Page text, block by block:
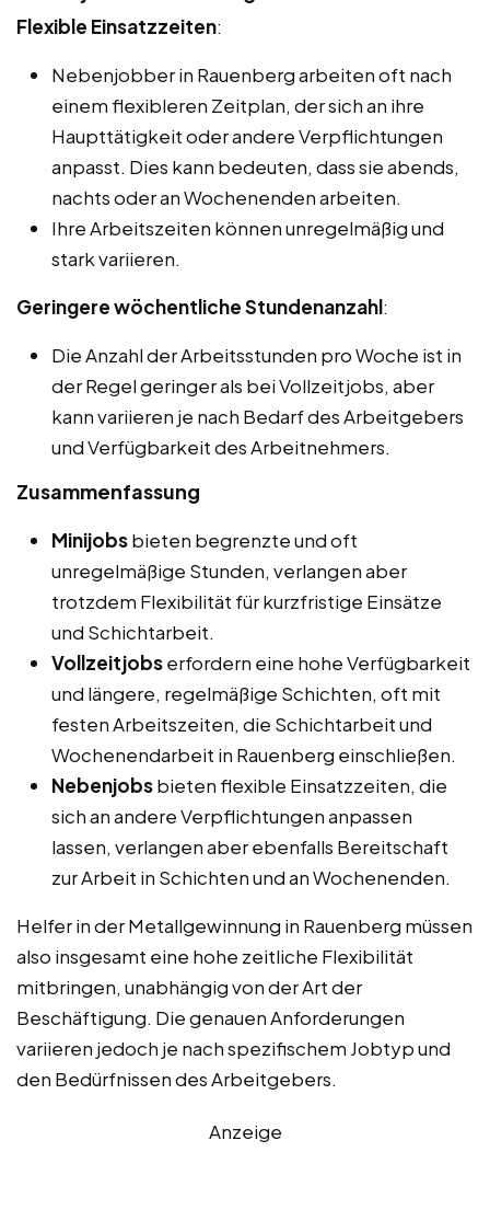
Flexible Einsatzzeiten:
Nebenjobber in Rauenberg arbeiten oft nach
einem flexibleren Zeitplan, der sich an ihre
Haupttätigkeit oder andere Verpflichtungen
anpasst. Dies kann bedeuten, dass sie abends,
nachts oder an Wochenenden arbeiten.
Ihre Arbeitszeiten können unregelmäßig und
stark variieren.
Geringere wöchentliche Stundenanzahl:
Die Anzahl der Arbeitsstunden pro Woche ist in
der Regel geringer als bei Vollzeitjobs, aber
kann variieren je nach Bedarf des Arbeitgebers
und Verfügbarkeit des Arbeitnehmers.
Zusammenfassung
Minijobsbieten begrenzte und oft
unregelmäßige Stunden, verlangen aber
trotzdem Flexibilität für kurzfristige Einsätze
und Schichtarbeit.
Vollzeitjobserfordern eine hohe Verfügbarkeit
und längere, regelmäßige Schichten, oft mit
festen Arbeitszeiten, die Schichtarbeit und
Wochenendarbeit in Rauenberg einschließen.
Nebenjobsbieten flexible Einsatzzeiten, die
sich an andere Verpflichtungen anpassen
lassen, verlangen aber ebenfalls Bereitschaft
zur Arbeit in Schichten und an Wochenenden.
Helfer in der Metallgewinnung in Rauenberg müssen
also insgesamt eine hohe zeitliche Flexibilität
mitbringen, unabhängig von der Art der
Beschäftigung. Die genauen Anforderungen
variieren jedoch je nach spezifischem Jobtyp und
den Bedürfnissen des Arbeitgebers.
Anzeige